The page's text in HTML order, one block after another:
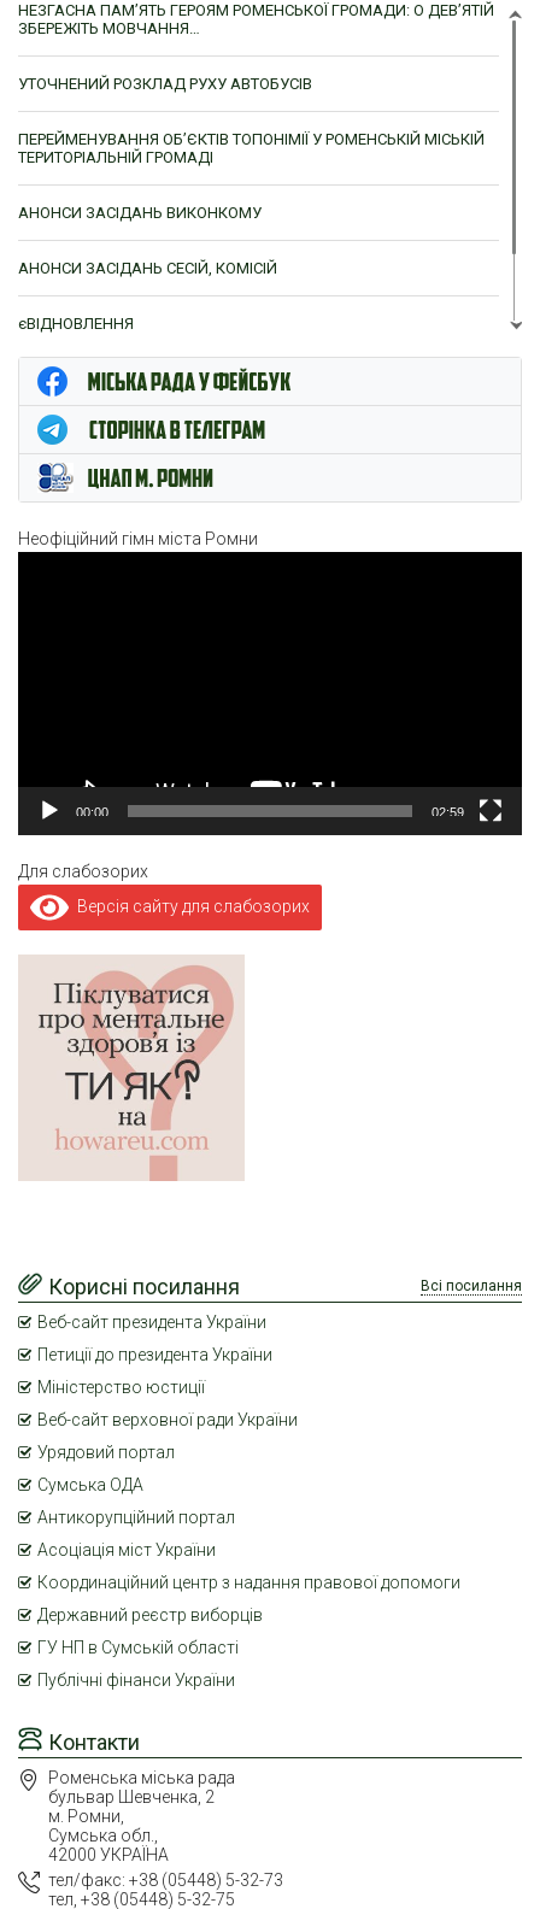
НЕЗГАСНА ПАМ’ЯТЬ ГЕРОЯМ РОМЕНСЬКОЇ ГРОМАДИ: О ДЕВ’ЯТІЙ
ЗБЕРЕЖІТЬ МОВЧАННЯ…
УТОЧНЕНИЙ РОЗКЛАД РУХУ АВТОБУСІВ
ПЕРЕЙМЕНУВАННЯ ОБ’ЄКТІВ ТОПОНІМІЇ У РОМЕНСЬКІЙ МІСЬКІЙ
ТЕРИТОРІАЛЬНІЙ ГРОМАДІ
АНОНСИ ЗАСІДАНЬ ВИКОНКОМУ
АНОНСИ ЗАСІДАНЬ СЕСІЙ, КОМІСІЙ
єВІДНОВЛЕННЯ
ЦНАП м. Ромни
Неофіційний гімн міста Ромни
00:00 02:59
Для слабозорих
Версія сайту для слабозорих
Контакти
Роменська міська рада
бульвар Шевченка, 2
м. Ромни,
Сумська обл.,
42000 УКРАЇНА
тел/факс: +38 (05448) 5-32-73
тел, +38 (05448) 5-32-75
Корисні посилання Всі посилання
Веб-сайт президента України
Петиції до президента України
Міністерство юстиції
Веб-сайт верховної ради України
Урядовий портал
Сумська ОДА
Антикорупційний портал
Асоціація міст України
Координаційний центр з надання правової допомоги
Державний реєстр виборців
ГУ НП в Сумській області
Публічні фінанси України